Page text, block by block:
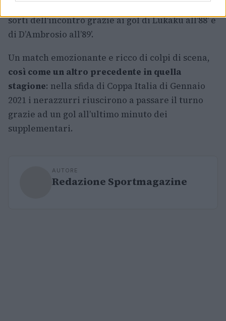
sorti dell’incontro grazie ai gol di Lukaku all’88’ e
di D’Ambrosio all’89’.
Un match emozionante e ricco di colpi di scena,
così come un altro precedente in quella
stagione: nella sfida di Coppa Italia di Gennaio
2021 i nerazzurri riuscirono a passare il turno
grazie ad un gol all’ultimo minuto dei
supplementari.
AUTORE
Redazione Sportmagazine